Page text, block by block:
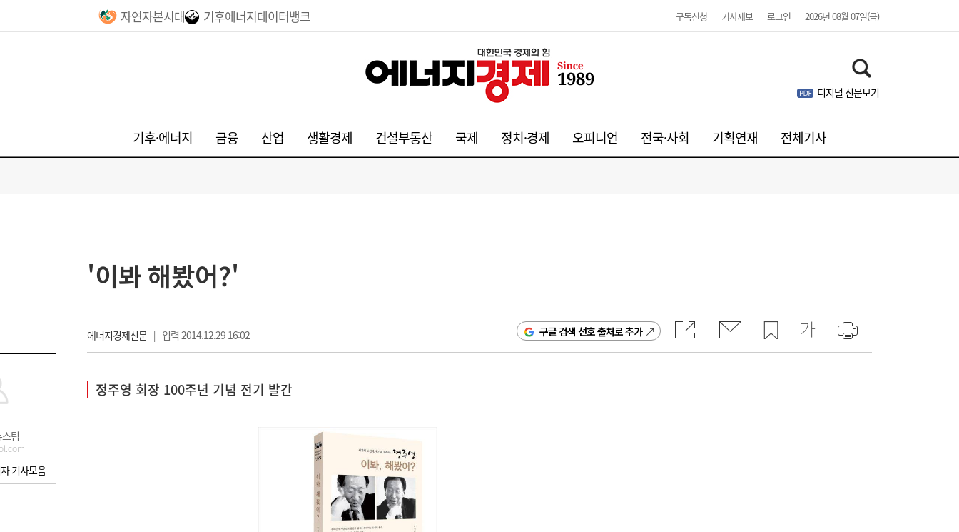
자연자본시대 기후에너지데이터뱅크 구독신청 기사제보 로그인 2026년 08월 07일(금)
디지털 신문보기
기후·에너지 금융 산업 생활경제 건설부동산 국제 정치·경제 오피니언 전국·사회 기획연재 전체기사
팀
기사모음
'이봐 해봤어?'
에너지경제신문| 입력 2014.12.29 16:02 구글 검색 선호 출처로 추가
정주영 회장 100주년 기념 전기 발간